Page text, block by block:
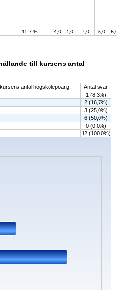
11,7 % 4,0 4,0 4,0 5,0
till kursens antal
antal högskolepoäng.
Antal svar
1 (8,3%)
2 (16,7%)
3 (25,0%)
6 (50,0%)
0 (0,0%)
12 (100,0%)
Data ranges from 0 to 6.